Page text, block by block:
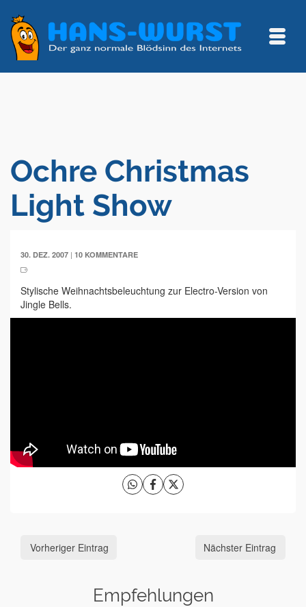
Ochre Christmas
Light Show
30. DEZ. 2007 | 10 KOMMENTARE
Stylische Weihnachtsbeleuchtung zur Electro-Version von
Jingle Bells.
Vorheriger Eintrag Nächster Eintrag
Empfehlungen